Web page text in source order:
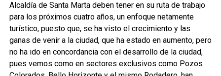
Alcaldía de Santa Marta deben tener en su ruta de trabajo
para los próximos cuatro años, un enfoque netamente
turístico, puesto que, se ha visto el crecimiento y las
ganas de venir a la ciudad, que ha estado en aumento, pero
no ha ido en concordancia con el desarrollo de la ciudad,
pues vemos como en sectores exclusivos como Pozos